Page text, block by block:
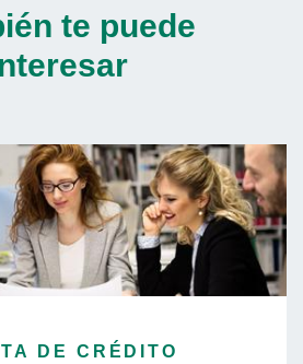
te puede
DE CRÉDITO